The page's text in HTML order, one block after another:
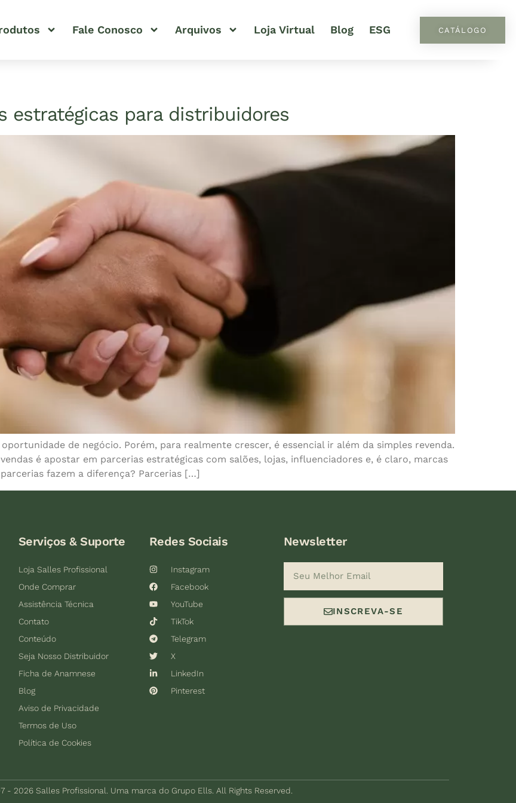
Fale Conosco Arquivos Loja Virtual Blog ESG CATÁLOGO
estratégicas para distribuidores
de negócio. Porém, para realmente crescer, é essencial ir além da simples revenda.
é apostar em parcerias estratégicas com salões, lojas, influenciadores e, é claro, marcas
fazem a diferença? Parcerias […]
Serviços & Suporte
Loja Salles Profissional
Onde Comprar
Assistência Técnica
Contato
Conteúdo
Seja Nosso Distribuidor
Ficha de Anamnese
Blog
Aviso de Privacidade
Termos de Uso
Política de Cookies
Redes Sociais
Instagram
Facebook
YouTube
TikTok
Telegram
X
LinkedIn
Pinterest
Newsletter
INSCREVA-SE
- 2026 Salles Profissional. Uma marca do Grupo Ells. All Rights Reserved.